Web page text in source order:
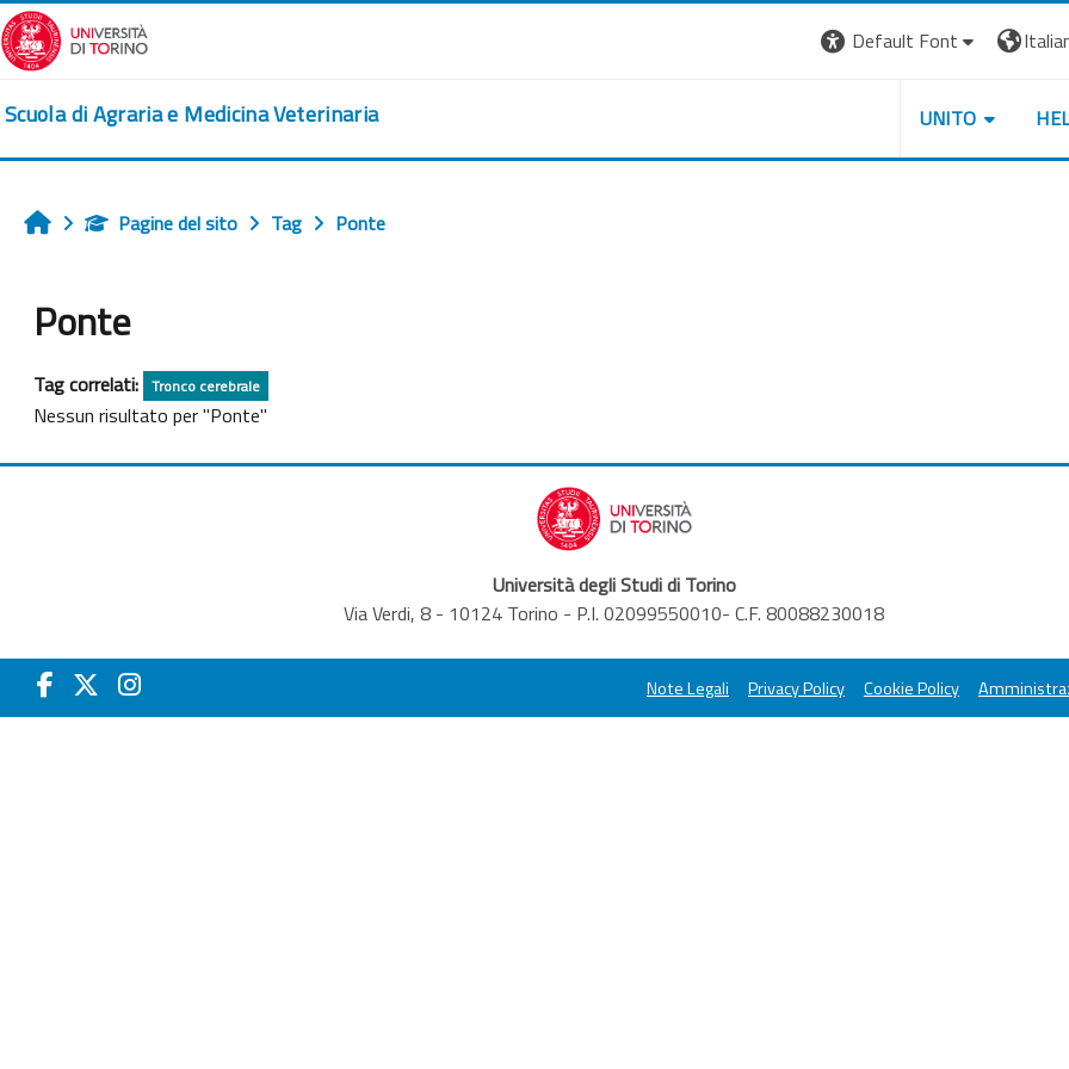
Vai al contenuto principale
Default Font
Scuola di Agraria e Medicina Veterinaria UNITO
HomePagine del sito Tag Ponte
Ponte
Tag correlati: Tronco cerebrale
Nessun risultato per "Ponte"
Università degli Studi di Torino
Via Verdi, 8 - 10124 Torino - P.I. 02099550010- C.F. 80088230018
Note Legali Privacy Policy Cookie Policy